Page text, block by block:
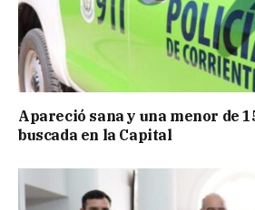
Apareció sana y una menor de
buscada en la Capital